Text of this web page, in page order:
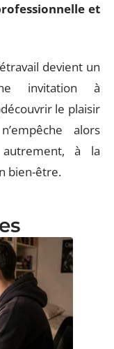
et
devient un
invitation à
le plaisir
alors
autrement, à la
bien-être.